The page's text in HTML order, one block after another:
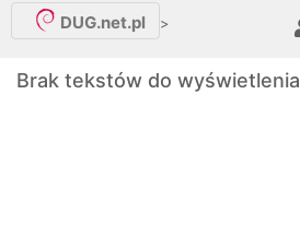
DUG.net.pl >
Brak tekstów do wyświetlenia